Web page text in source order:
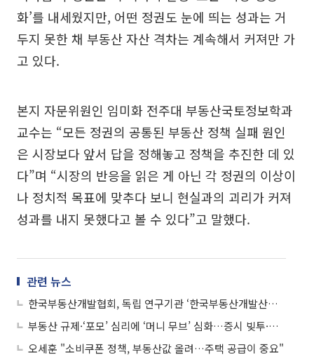
화’를 내세웠지만, 어떤 정권도 눈에 띄는 성과는 거
두지 못한 채 부동산 자산 격차는 계속해서 커져만 가
고 있다.
본지 자문위원인 임미화 전주대 부동산국토정보학과
교수는 “모든 정권의 공통된 부동산 정책 실패 원인
은 시장보다 앞서 답을 정해놓고 정책을 추진한 데 있
다”며 “시장의 반응을 읽은 게 아닌 각 정권의 이상이
나 정치적 목표에 맞추다 보니 현실과의 괴리가 커져
성과를 내지 못했다고 볼 수 있다”고 말했다.
관련 뉴스
한국부동산개발협회, 독립 연구기관 ‘한국부동산개발산업연구원’ 발족
부동산 규제·‘포모’ 심리에 ‘머니 무브’ 심화…증시 빚투·투자 대기자금 ‘사상 최대’
오세훈 "소비쿠폰 정책, 부동산값 올려…주택 공급이 중요"